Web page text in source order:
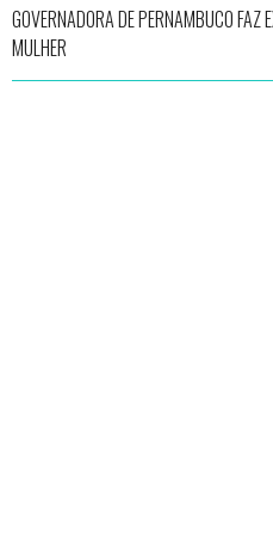
GOVERNADORA DE PERNAMBUCO FAZ
MULHER